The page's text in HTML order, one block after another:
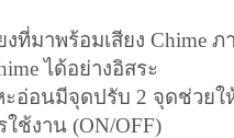
ที่มาพร้อมเสียง Chime ภ
ได้อย่างอิสระ
อ่อนมีจุดปรับ 2 จุดช่วย
ช้งาน (ON/OFF)